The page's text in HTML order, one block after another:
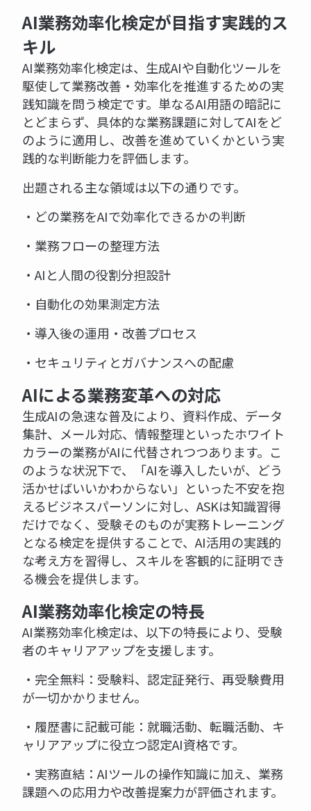
AI業務効率化検定が目指す実践的ス
キル
AI業務効率化検定は、生成AIや自動化ツールを
駆使して業務改善・効率化を推進するための実
践知識を問う検定です。単なるAI用語の暗記に
とどまらず、具体的な業務課題に対してAIをど
のように適用し、改善を進めていくかという実
践的な判断能力を評価します。
出題される主な領域は以下の通りです。
・どの業務をAIで効率化できるかの判断
・業務フローの整理方法
・AIと人間の役割分担設計
・自動化の効果測定方法
・導入後の運用・改善プロセス
・セキュリティとガバナンスへの配慮
AIによる業務変革への対応
生成AIの急速な普及により、資料作成、データ
集計、メール対応、情報整理といったホワイト
カラーの業務がAIに代替されつつあります。こ
のような状況下で、「AIを導入したいが、どう
活かせばいいかわからない」といった不安を抱
えるビジネスパーソンに対し、ASKは知識習得
だけでなく、受験そのものが実務トレーニング
となる検定を提供することで、AI活用の実践的
な考え方を習得し、スキルを客観的に証明でき
る機会を提供します。
AI業務効率化検定の特長
AI業務効率化検定は、以下の特長により、受験
者のキャリアアップを支援します。
・完全無料：受験料、認定証発行、再受験費用
が一切かかりません。
・履歴書に記載可能：就職活動、転職活動、キ
ャリアアップに役立つ認定AI資格です。
・実務直結：AIツールの操作知識に加え、業務
課題への応用力や改善提案力が評価されます。